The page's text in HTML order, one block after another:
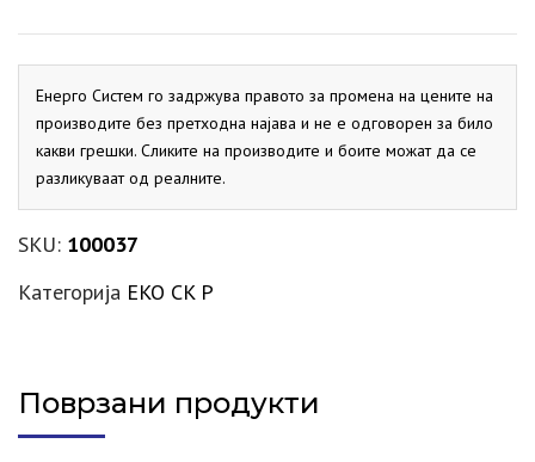
Енерго Систем го задржува правото за промена на цените на
производите без претходна најава и не е одговорен за било
какви грешки. Сликите на производите и боите можат да се
разликуваат од реалните.
SKU: 100037
Категорија EKO CK P
Поврзани продукти